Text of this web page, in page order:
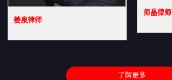
姜泉律师
师晶律师
了解更多